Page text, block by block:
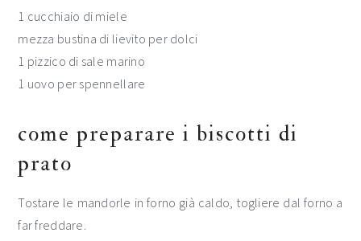
1 cucchiaio di miele
mezza bustina di lievito per dolci
1 pizzico di sale marino
1 uovo per spennellare
come preparare i biscotti di
prato
Tostare le mandorle in forno già caldo, togliere dal forno a
far freddare.